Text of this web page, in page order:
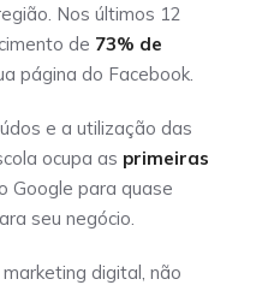
Nos últimos 12
de 73% de
página do Facebook.
e a utilização das
ocupa as primeiras
Google para quase
seu negócio.
digital, não